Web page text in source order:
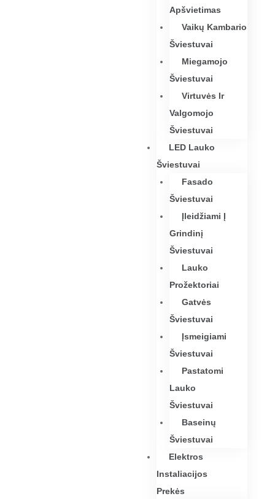
Apšvietimas
Vaikų Kambario
Šviestuvai
Miegamojo
Šviestuvai
Virtuvės Ir
Valgomojo
Šviestuvai
LED Lauko
Šviestuvai
Fasado
Šviestuvai
Įleidžiami Į
Grindinį
Šviestuvai
Lauko
Prožektoriai
Gatvės
Šviestuvai
Įsmeigiami
Šviestuvai
Pastatomi
Lauko
Šviestuvai
Baseinų
Šviestuvai
Elektros
Instaliacijos
Prekės